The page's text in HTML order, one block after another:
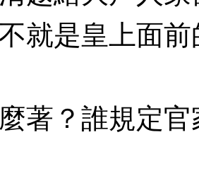
就是皇上面
著？誰規定